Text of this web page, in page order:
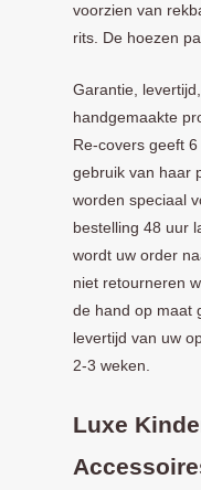
voorzien van
rits. De hoezen
Garantie,
handgemaakte
Re-covers geeft
gebruik van haar
worden speciaal
bestelling 48 uur
wordt uw order
niet retourneren
de hand op maat
levertijd van uw
2-3 weken.
Luxe